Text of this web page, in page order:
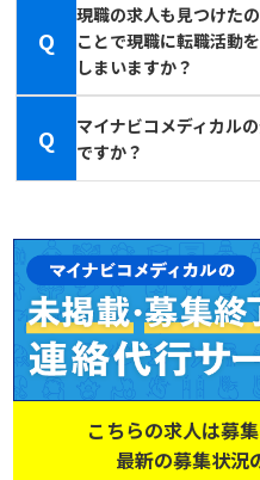
Q
現職の求人も見つけた
ことで現職に転職活動
しまいますか？
Q
マイナビコメディカル
ですか？
こちらの求人は募
最新の募集状況